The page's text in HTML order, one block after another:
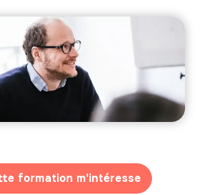
formation m'intéresse